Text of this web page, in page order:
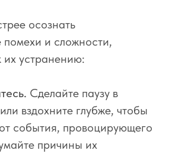
осознать
и сложности,
их устранению:
Сделайте паузу в
вздохните глубже, чтобы
события, провоцирующего
причины их